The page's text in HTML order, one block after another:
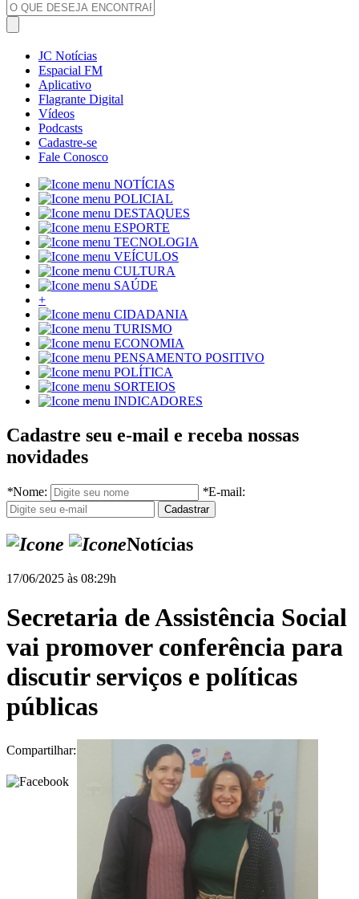
JC Notícias
Espacial FM
Aplicativo
Flagrante Digital
Vídeos
Podcasts
Cadastre-se
Fale Conosco
NOTÍCIAS
POLICIAL
DESTAQUES
ESPORTE
TECNOLOGIA
VEÍCULOS
CULTURA
SAÚDE
+
CIDADANIA
TURISMO
ECONOMIA
PENSAMENTO POSITIVO
POLÍTICA
SORTEIOS
INDICADORES
Cadastre seu e-mail e receba nossas
novidades
*Nome: *E-mail:
Notícias
17/06/2025 às 08:29h
Secretaria de Assistência Social
vai promover conferência para
discutir serviços e políticas
públicas
Compartilhar: